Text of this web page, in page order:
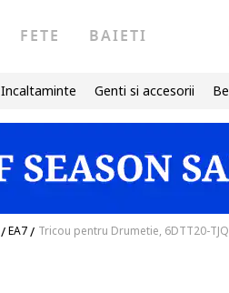
FETE BAIETI
Incaltaminte Genti si accesorii
/EA7/ Tricou pentru Drumetie, 6DTT20-